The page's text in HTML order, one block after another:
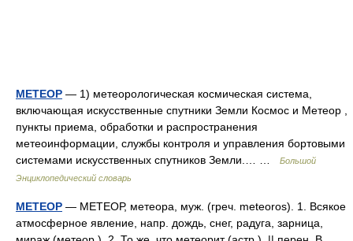
МЕТЕОР — 1) метеорологическая космическая система,
включающая искусственные спутники Земли Космос и Метеор ,
пункты приема, обработки и распространения
метеоинформации, службы контроля и управления бортовыми
системами искусственных спутников Земли.… …
Большой
Энциклопедический словарь
МЕТЕОР — МЕТЕОР, метеора, муж. (греч. meteoros). 1. Всякое
атмосферное явление, напр. дождь, снег, радуга, зарница,